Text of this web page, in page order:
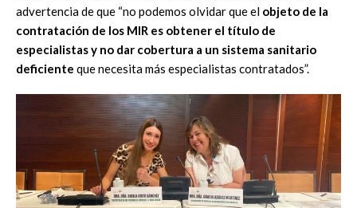
advertencia de que “no podemos olvidar que el objeto de la
contratación de los MIR es obtener el título de
especialistas y no dar cobertura a un sistema sanitario
deficiente que necesita más especialistas contratados”.